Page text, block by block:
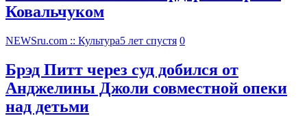
Ковальчуком
NEWSru.com :: Культура5 лет спустя 0
Брэд Питт через суд добился от
Анджелины Джоли совместной опеки
над детьми